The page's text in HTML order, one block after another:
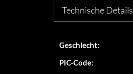
Technische Details
Geschlecht:
PIC-Code: